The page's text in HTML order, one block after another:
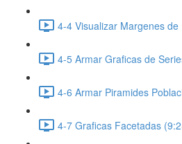
4-4 Visualizar Margenes de
4-5 Armar Graficas de
4-6 Armar Piramides
4-7 Graficas Facetadas